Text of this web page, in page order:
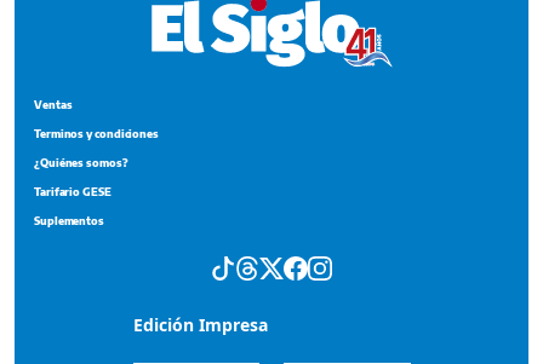
Portada del impreso del 6 de agosto de 2026